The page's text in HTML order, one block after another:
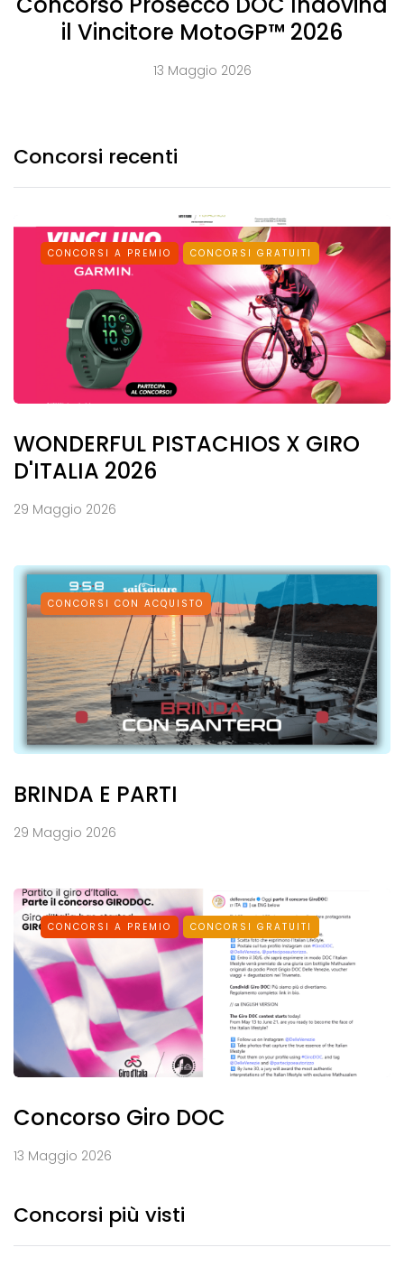
il Vincitore MotoGP™ 2026
13 Maggio 2026
Concorsi recenti
CONCORSI A PREMIO CONCORSI GRATUITI
WONDERFUL PISTACHIOS X GIRO
D'ITALIA 2026
29 Maggio 2026
CONCORSI CON ACQUISTO
BRINDA E PARTI
29 Maggio 2026
CONCORSI A PREMIO CONCORSI GRATUITI
Concorso Giro DOC
13 Maggio 2026
Concorsi più visti